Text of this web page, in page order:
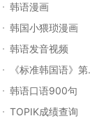
韩语漫画
韩国小猥琐漫画
韩语发音视频
《
韩语口语900句
TOPIK成绩查询